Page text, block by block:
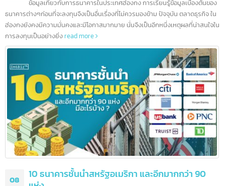
12
ก.ค.
10 ธนาคารชั้นนำในฮ่องกง และอีกมากกว่า 200
ธนาคาร
ข้อมูลเกี่ยวกับการธนาคารในประเทศฮ่องกง การเรียนรู้ข้อมูลเบื้องต้นข
ธนาคารต่างๆก่อนที่จะลงทุนจึงเป็นอื่นเรื่องที่ไม่ควรมองข้าม ปัจจุบัน ตลาดธุรกิจ
ฮ่องกงยังคงมีความมั่นคงและมีโอกาสมากมาย นั่นจึงเป็นอีกหนึ่งเหตุผลที่น่าสนใ
การลงทุนเป็นอย่างยิ่งread more